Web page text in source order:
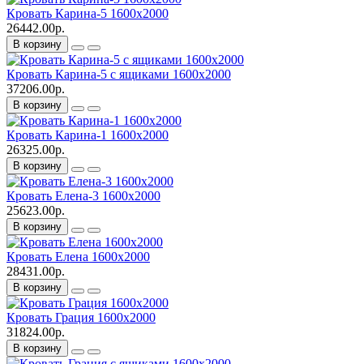
Кровать Карина-5 1600х2000
26442.00р.
В корзину
Кровать Карина-5 с ящиками 1600х2000
37206.00р.
В корзину
Кровать Карина-1 1600х2000
26325.00р.
В корзину
Кровать Елена-3 1600х2000
25623.00р.
В корзину
Кровать Елена 1600х2000
28431.00р.
В корзину
Кровать Грация 1600х2000
31824.00р.
В корзину